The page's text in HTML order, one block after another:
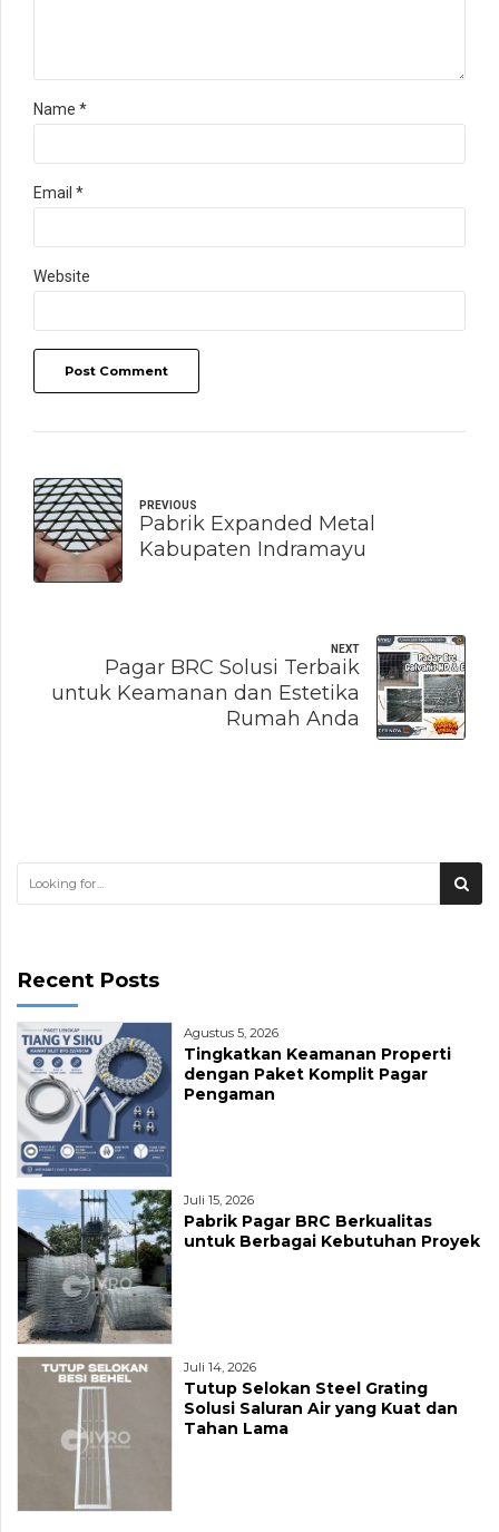
Name *
Email *
Website
Post Comment
PREVIOUS
Pabrik Expanded Metal
Kabupaten Indramayu
NEXT
Pagar BRC Solusi Terbaik
untuk Keamanan dan Estetika
Rumah Anda
Recent Posts
Agustus 5, 2026
Tingkatkan Keamanan Properti
dengan Paket Komplit Pagar
Pengaman
Juli 15, 2026
Pabrik Pagar BRC Berkualitas
untuk Berbagai Kebutuhan Proyek
Juli 14, 2026
Tutup Selokan Steel Grating
Solusi Saluran Air yang Kuat dan
Tahan Lama